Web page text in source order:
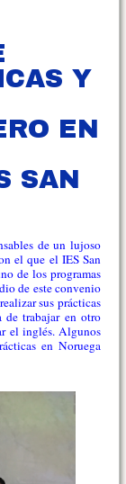
Y
EN
SAN
de un lujoso
el que el IES San
de los programas
de este convenio
sus prácticas
de trabajar en otro
el inglés. Algunos
en Noruega